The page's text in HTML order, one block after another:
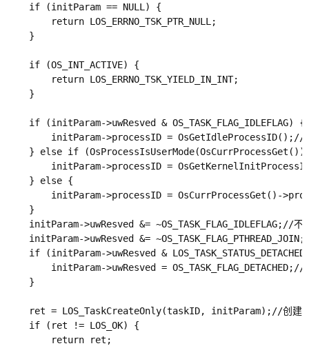
    if (initParam == NULL) {
        return LOS_ERRNO_TSK_PTR_NULL;
    }
    if (OS_INT_ACTIVE) {
        return LOS_ERRNO_TSK_YIELD_IN_INT;
    }
if (initParam->uwResved & OS_TASK_FLAG_IDLEFLAG)
initParam->processID = OsGetIdleProcessID();//
} else if (OsProcessIsUserMode(OsCurrProcessGet()))
initParam->processID =
    } else {
initParam->processID = OsCurrProcessGet()-
    }
initParam->uwResved &= ~OS_TASK_FLAG_IDLEFLAG;//不
initParam->uwResved &=
if (initParam->uwResved & LOS_TASK_STATUS_DETACHED)
initParam->uwResved = OS_TASK_FLAG_DETACHED;//
    }
ret = LOS_TaskCreateOnly(taskID, initParam);//创建一
    if (ret != LOS_OK) {
        return ret;